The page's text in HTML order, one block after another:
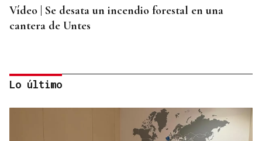
Vídeo | Se desata un incendio forestal en una
cantera de Untes
Lo último